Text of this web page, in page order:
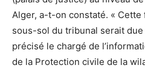
Alger, a-t-on constaté. « Cette
sous-sol du tribunal serait
précisé le chargé de
de la Protection civile de la